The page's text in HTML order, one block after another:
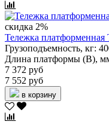
скидка 2%
Тележка
Грузоподъемность, кг:
Длина платформы (В),
7 372 руб
7 552 руб
в корзину